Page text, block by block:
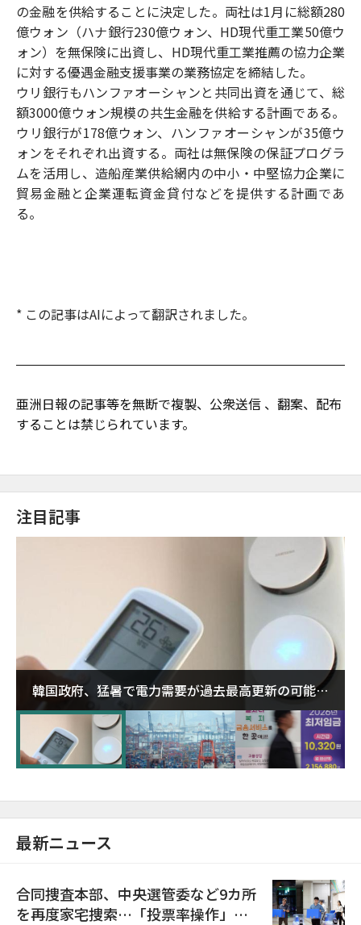
の金融を供給することに決定した。両社は1月に総額280
億ウォン（ハナ銀行230億ウォン、HD現代重工業50億ウ
ォン）を無保険に出資し、HD現代重工業推薦の協力企業
に対する優遇金融支援事業の業務協定を締結した。
ウリ銀行もハンファオーシャンと共同出資を通じて、総
額3000億ウォン規模の共生金融を供給する計画である。
ウリ銀行が178億ウォン、ハンファオーシャンが35億ウ
ォンをそれぞれ出資する。両社は無保険の保証プログラ
ムを活用し、造船産業供給網内の中小・中堅協力企業に
貿易金融と企業運転資金貸付などを提供する計画であ
る。
* この記事はAIによって翻訳されました。
亜洲日報の記事等を無断で複製、公衆送信 、翻案、配布
することは禁じられています。
注目記事
韓国政府、猛暑で電力需要が過去最高更新の可能性
に需給対応体制を点検
最新ニュース
合同捜査本部、中央選管委など9カ所
を再度家宅捜索…「投票率操作」の